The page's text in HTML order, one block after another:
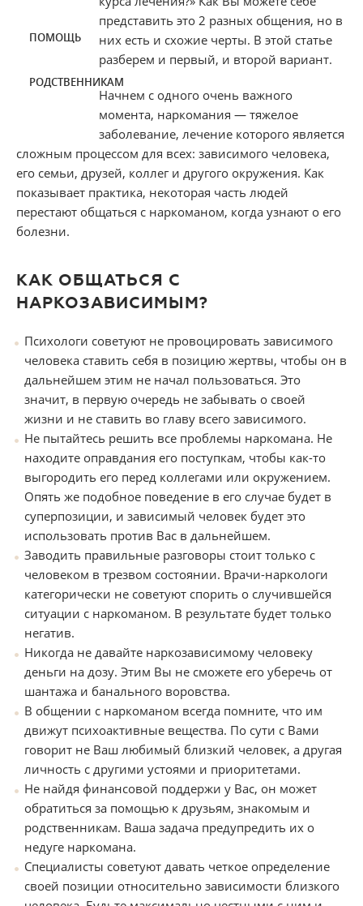
ПОМОЩЬ
РОДСТВЕННИКАМ
представить это 2 разных общения, но в
них есть и схожие черты. В этой статье
разберем и первый, и второй вариант.
Начнем с одного очень важного
момента, наркомания — тяжелое
заболевание, лечение которого является
сложным процессом для всех: зависимого человека,
его семьи, друзей, коллег и другого окружения. Как
показывает практика, некоторая часть людей
перестают общаться с наркоманом, когда узнают о его
болезни.
КАК ОБЩАТЬСЯ С
НАРКОЗАВИСИМЫМ?
Психологи советуют не провоцировать зависимого
человека ставить себя в позицию жертвы, чтобы он в
дальнейшем этим не начал пользоваться. Это
значит, в первую очередь не забывать о своей
жизни и не ставить во главу всего зависимого.
Не пытайтесь решить все проблемы наркомана. Не
находите оправдания его поступкам, чтобы как-то
выгородить его перед коллегами или окружением.
Опять же подобное поведение в его случае будет в
суперпозиции, и зависимый человек будет это
использовать против Вас в дальнейшем.
Заводить правильные разговоры стоит только с
человеком в трезвом состоянии. Врачи-наркологи
категорически не советуют спорить о случившейся
ситуации с наркоманом. В результате будет только
негатив.
Никогда не давайте наркозависимому человеку
деньги на дозу. Этим Вы не сможете его уберечь от
шантажа и банального воровства.
В общении с наркоманом всегда помните, что им
движут психоактивные вещества. По сути с Вами
говорит не Ваш любимый близкий человек, а другая
личность с другими устоями и приоритетами.
Не найдя финансовой поддержи у Вас, он может
обратиться за помощью к друзьям, знакомым и
родственникам. Ваша задача предупредить их о
недуге наркомана.
Специалисты советуют давать четкое определение
своей позиции относительно зависимости близкого